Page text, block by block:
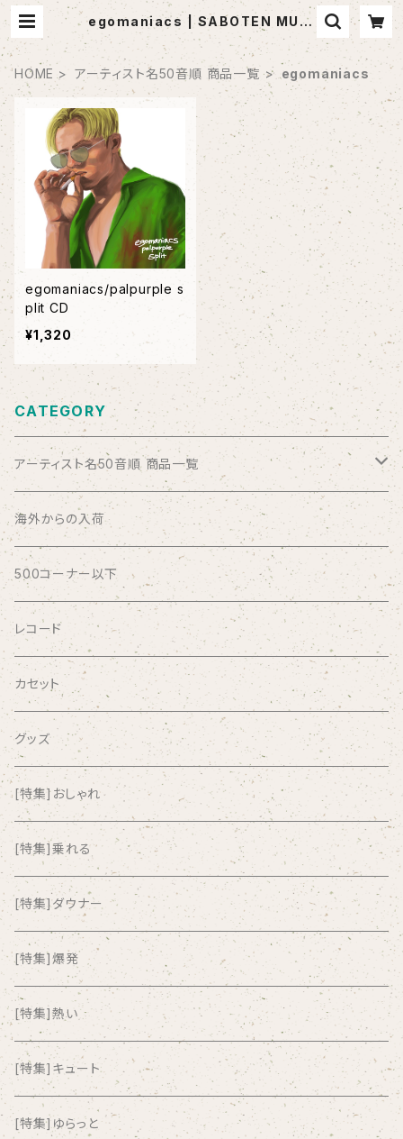
egomaniacs | SABOTEN MUSI
C (セレクトCDショップ)
HOME アーティスト名50音順 商品一覧 egomaniacs
egomaniacs/palpurple s
plit CD
¥1,320
CATEGORY
アーティスト名50音順 商品一覧
ABSOLUTE LOSERS
AFRICA
AGU
AIRCRAFT
airlie
AKUTAGAWA FANCLUB
ALKASILKA
all about paradise
ALL ITEM 10 TIMES
Amia Calva
Amsterdamned
ANYO
海外からの入荷
500コーナー以下
レコード
カセット
グッズ
[特集]おしゃれ
[特集]乗れる
[特集]ダウナー
[特集]爆発
[特集]熱い
[特集]キュート
[特集]ゆらっと